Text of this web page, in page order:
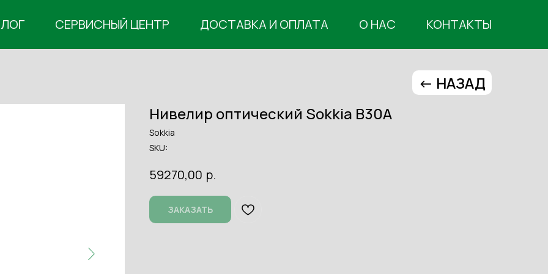
СЕРВИСНЫЙ ЦЕНТР ДОСТАВКА И ОПЛАТА О НАС КОНТАКТЫ
<- НАЗАД
Нивелир оптический Sokkia B30A
Sokkia
SKU:
59270,00 р.
ЗАКАЗАТЬ